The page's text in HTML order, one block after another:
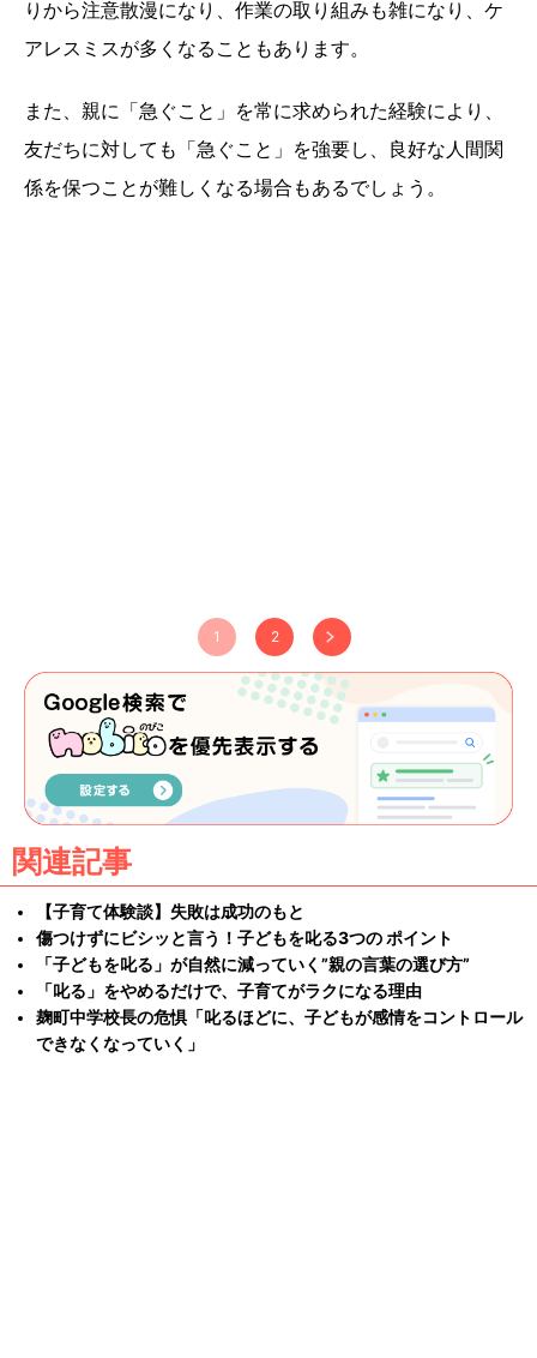
りから注意散漫になり、作業の取り組みも雑になり、ケ
アレスミスが多くなることもあります。
また、親に「急ぐこと」を常に求められた経験により、
友だちに対しても「急ぐこと」を強要し、良好な人間関
係を保つことが難しくなる場合もあるでしょう。
1 2
関連記事
【子育て体験談】失敗は成功のもと
傷つけずにビシッと言う！子どもを叱る3つの ポイント
「子どもを叱る」が自然に減っていく”親の言葉の選び方”
「叱る」をやめるだけで、子育てがラクになる理由
麹町中学校長の危惧「叱るほどに、子どもが感情をコントロール
できなくなっていく」